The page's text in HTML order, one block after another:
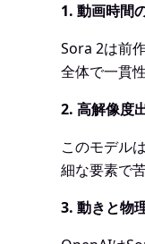
1. 動画時間
Sora 2は前
全体で一貫
2. 高解像度
このモデル
細な要素で
3. 動きと物